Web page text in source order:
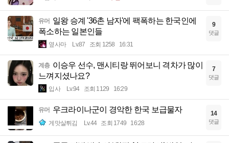
유머 일왕 승계 '36촌 남자'에 팩폭하는 한국인에
폭소하는 일본인들
옆사마 Lv.87 조회 1258 16:31
9
댓글
계층 이승우 선수, 맨시티랑 뛰어보니 격차가 많이
느껴지셨나요?
입사 Lv.94 조회 1129 16:29
7
댓글
유머 우크라이나군이 경악한 한국 보급물자
게맛살튀김 Lv.44 조회 1749 16:28
14
댓글